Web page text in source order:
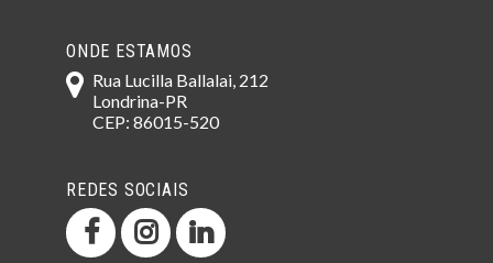
ONDE ESTAMOS
Rua Lucilla Ballalai, 212
Londrina-PR
CEP: 86015-520
REDES SOCIAIS